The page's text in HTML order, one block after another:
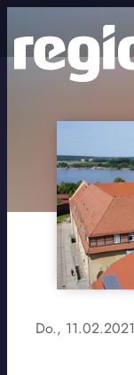
Do., 11.02.2021